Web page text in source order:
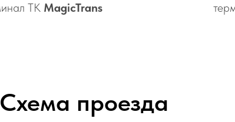
ТК MagicTrans
Схема проезда